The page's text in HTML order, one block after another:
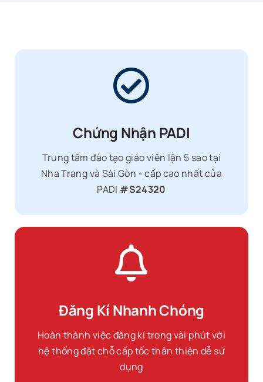
Chứng Nhận PADI
Trung tâm đào tạo giáo viên lặn 5 sao tại
Nha Trang và Sài Gòn - cấp cao nhất của
PADI #S24320
Đăng Kí Nhanh Chóng
Hoàn thành việc đăng kí trong vài phút với
hệ thống đặt chỗ cấp tốc thân thiện dễ sử
dụng